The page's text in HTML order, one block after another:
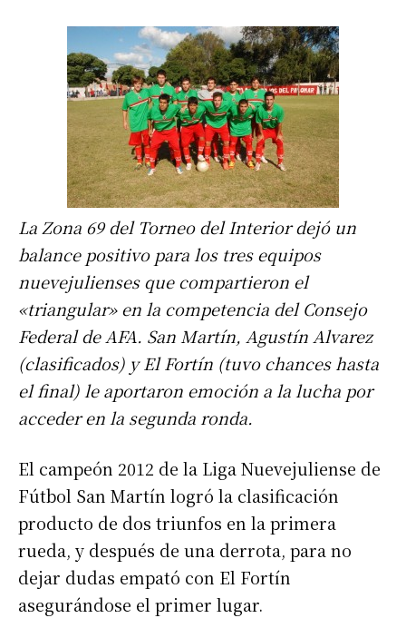
La Zona 69 del Torneo del Interior dejó un
balance positivo para los tres equipos
nuevejulienses que compartieron el
«triangular» en la competencia del Consejo
Federal de AFA. San Martín, Agustín Alvarez
(clasificados) y El Fortín (tuvo chances hasta
el final) le aportaron emoción a la lucha por
acceder en la segunda ronda.
El campeón 2012 de la Liga Nuevejuliense de
Fútbol San Martín logró la clasificación
producto de dos triunfos en la primera
rueda, y después de una derrota, para no
dejar dudas empató con El Fortín
asegurándose el primer lugar.